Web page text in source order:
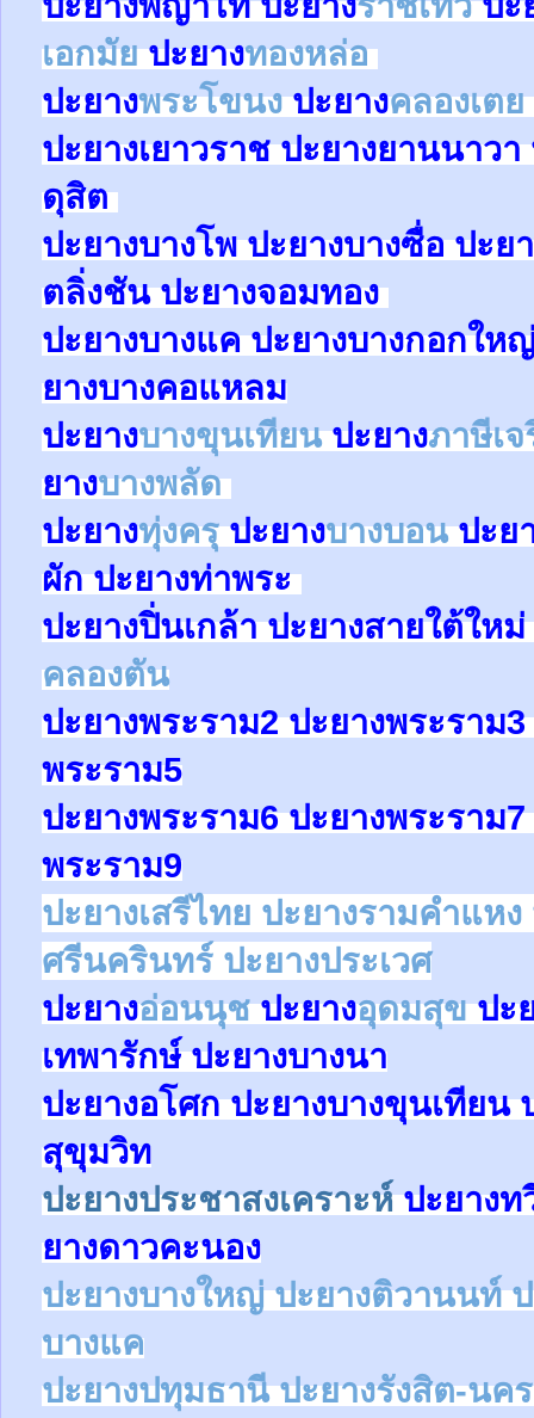
เอกมัยปะยางทองหล่อ
ปะยางพระโขนงปะยางคลองเตย
ปะยางเยาวราชปะยางยานนาวา
ดุสิต
ปะยางบางโพปะยางบางซื่อปะย
ตลิ่งชันปะยางจอมทอง
ปะยางบางแคปะยางบางกอกให
ยางบางคอแหลม
ปะยางบางขุนเทียนปะยางภาษีเ
ยางบางพลัด
ปะยางทุ่งครุปะยางบางบอนปะย
ผักปะยางท่าพระ
ปะยางปิ่นเกล้าปะยางสายใต้ใหม่
คลองตัน
ปะยางพระราม2ปะยางพระราม3
พระราม5
ปะยางพระราม6ปะยางพระราม7
พระราม9
ปะยางเสรีไทย ปะยางรามคำแห
ศรีนครินทร์ ปะยางประเวศ
ปะยางอ่อนนุชปะยางอุดมสุข ปะ
เทพารักษ์ปะยางบางนา
ปะยางอโศก ปะยางบางขุนเทียน
สุขุมวิท
ปะยางประชาสงเคราะห์ปะยางท
ยางดาวคะนอง
ปะยางบางใหญ่ ปะยางติวานนท์
บางแค
ปะยางปทุมธานี ปะยางรังสิต-นค